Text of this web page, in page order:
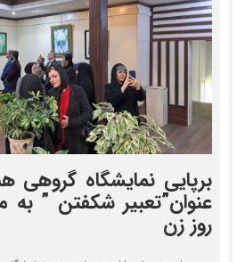
برپایی نمایشگاه گروهی
عنوان”تعبیر شکفتن ” به
روز زن